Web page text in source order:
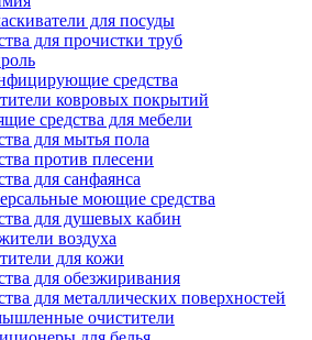
для посуды
для прочистки труб
средства
ковровых покрытий
средства для мебели
для мытья пола
против плесени
для санфаянса
моющие средства
для душевых кабин
воздуха
для кожи
для обезжиривания
для металлических поверхностей
очистители